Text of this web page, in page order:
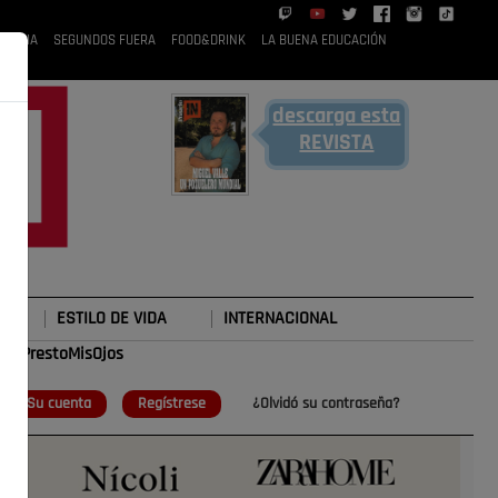
RUBIA SEGUNDOS FUERA FOOD&DRINK LA BUENA EDUCACIÓN
descarga esta
REVISTA
ESTILO DE VIDA INTERNACIONAL
Su cuenta Regístrese ¿Olvidó su contraseña?